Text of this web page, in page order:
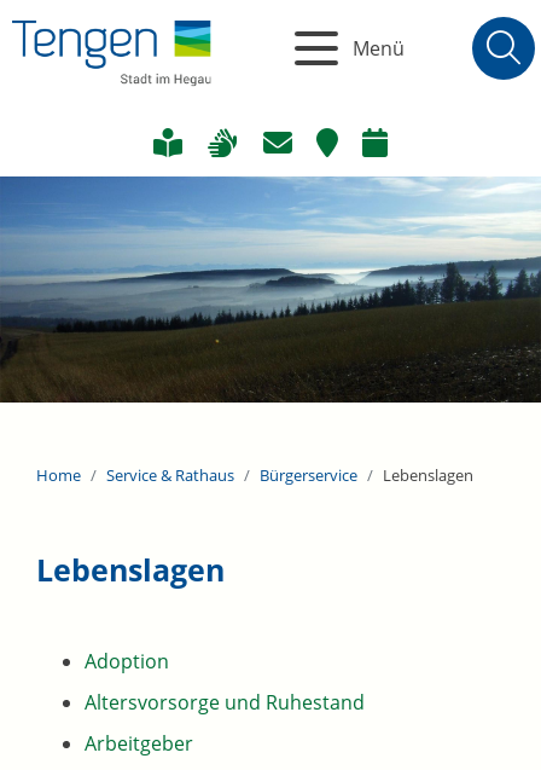
Menü
Home Service & Rathaus Bürgerservice Lebenslagen
Lebenslagen
Adoption
Altersvorsorge und Ruhestand
Arbeitgeber